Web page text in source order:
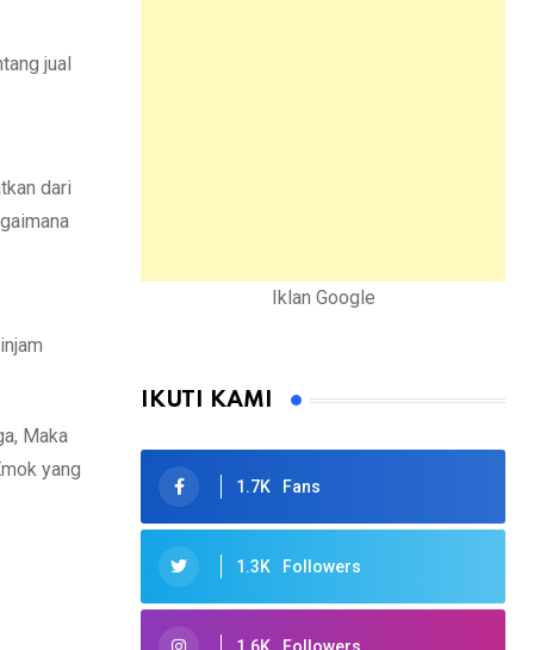
jual
dari
Maka
yang
Iklan Google
IKUTI KAMI
1.7K Fans
1.3K Followers